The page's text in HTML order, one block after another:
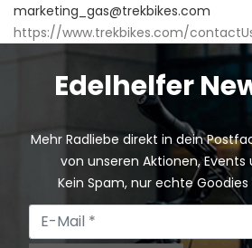
marketing_gas@trekbikes.com
https://www.trekbikes.com/
Edelhelfer
Mehr Radliebe direkt in dein
von unseren Aktionen, Events
Kein Spam, nur echte